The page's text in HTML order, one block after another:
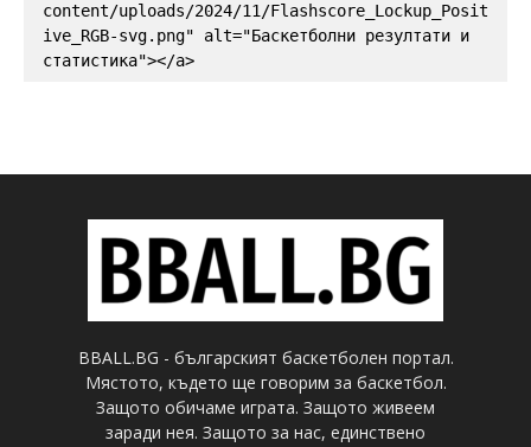
content/uploads/2024/11/Flashscore_Lockup_Posit
ive_RGB-svg.png" alt="Баскетболни резултати и
статистика"></a>
BBALL.BG - българският баскетболен портал.
Мястото, където ще говорим за баскетбол.
Защото обичаме играта. Защото живеем
заради нея. Защото за нас, единствено